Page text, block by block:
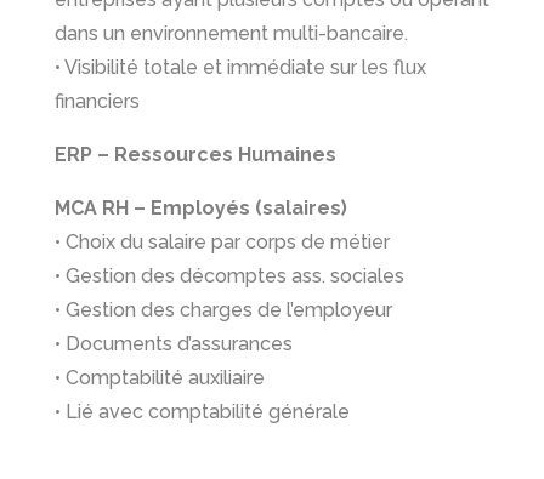
dans un environnement multi-bancaire.
• Visibilité totale et immédiate sur les flux
financiers
ERP – Ressources Humaines
MCA RH – Employés (salaires)
• Choix du salaire par corps de métier
• Gestion des décomptes ass. sociales
• Gestion des charges de l’employeur
• Documents d’assurances
• Comptabilité auxiliaire
• Lié avec comptabilité générale